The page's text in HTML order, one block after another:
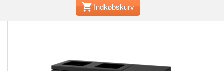
Indkøbskurv